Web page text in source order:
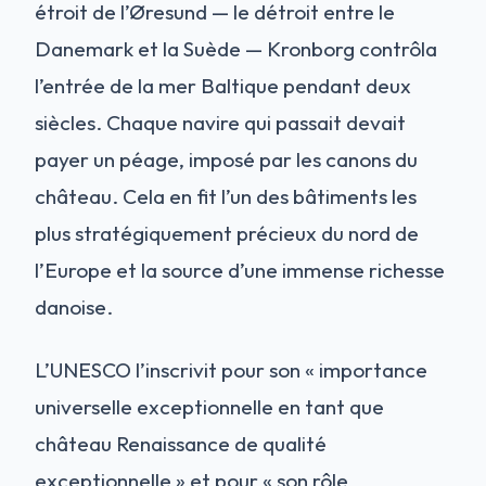
étroit de l’Øresund — le détroit entre le
Danemark et la Suède — Kronborg contrôla
l’entrée de la mer Baltique pendant deux
siècles. Chaque navire qui passait devait
payer un péage, imposé par les canons du
château. Cela en fit l’un des bâtiments les
plus stratégiquement précieux du nord de
l’Europe et la source d’une immense richesse
danoise.
L’UNESCO l’inscrivit pour son « importance
universelle exceptionnelle en tant que
château Renaissance de qualité